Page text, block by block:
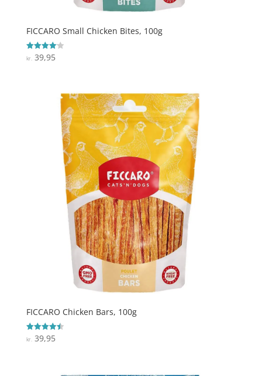
FICCARO Small Chicken Bites, 100g
Vurderet
4.1
kr.39,95
FICCARO Chicken Bars, 100g
Vurderet
4.5
kr.39,95